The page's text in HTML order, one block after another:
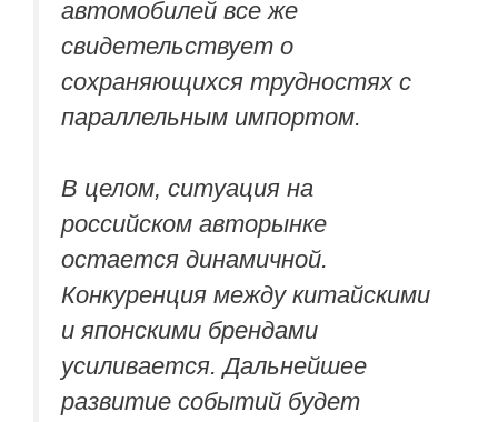
автомобилей все же
свидетельствует о
сохраняющихся трудностях с
параллельным импортом.
В целом, ситуация на
российском авторынке
остается динамичной.
Конкуренция между китайскими
и японскими брендами
усиливается. Дальнейшее
развитие событий будет